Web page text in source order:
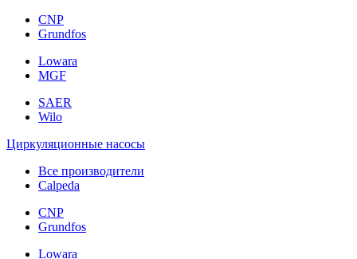
CNP
Grundfos
Lowara
MGF
SAER
Wilo
Циркуляционные насосы
Все производители
Calpeda
CNP
Grundfos
Lowara